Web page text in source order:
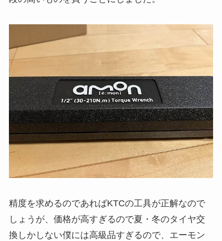
精度を求めるのであればKTCの工具が正解なので
しょうが、価格が高すぎるので夏・冬のタイヤ交
換しかしない僕には高級品すぎるので、エーモン